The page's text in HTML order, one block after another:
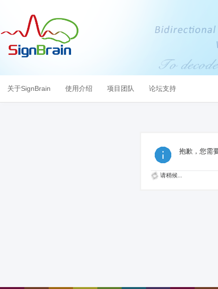
关于SignBrain 使用介绍 项目团队 论坛支持
抱歉，您需
请稍候...